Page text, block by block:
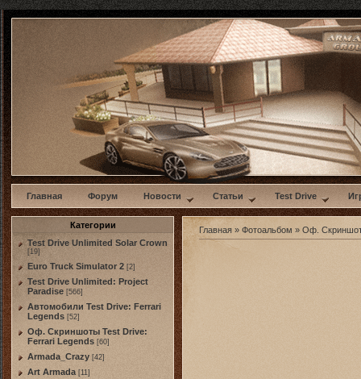
w
Главная Форум Новости Статьи Test Drive
Категории
Test Drive Unlimited Solar Crown
[19]
Euro Truck Simulator 2 [2]
Test Drive Unlimited: Project
Paradise [566]
Автомобили Test Drive: Ferrari
Legends [52]
Оф. Скриншоты Test Drive:
Ferrari Legends [60]
Armada_Crazy [42]
Art Armada [11]
Главная » Фотоальбом » Оф.